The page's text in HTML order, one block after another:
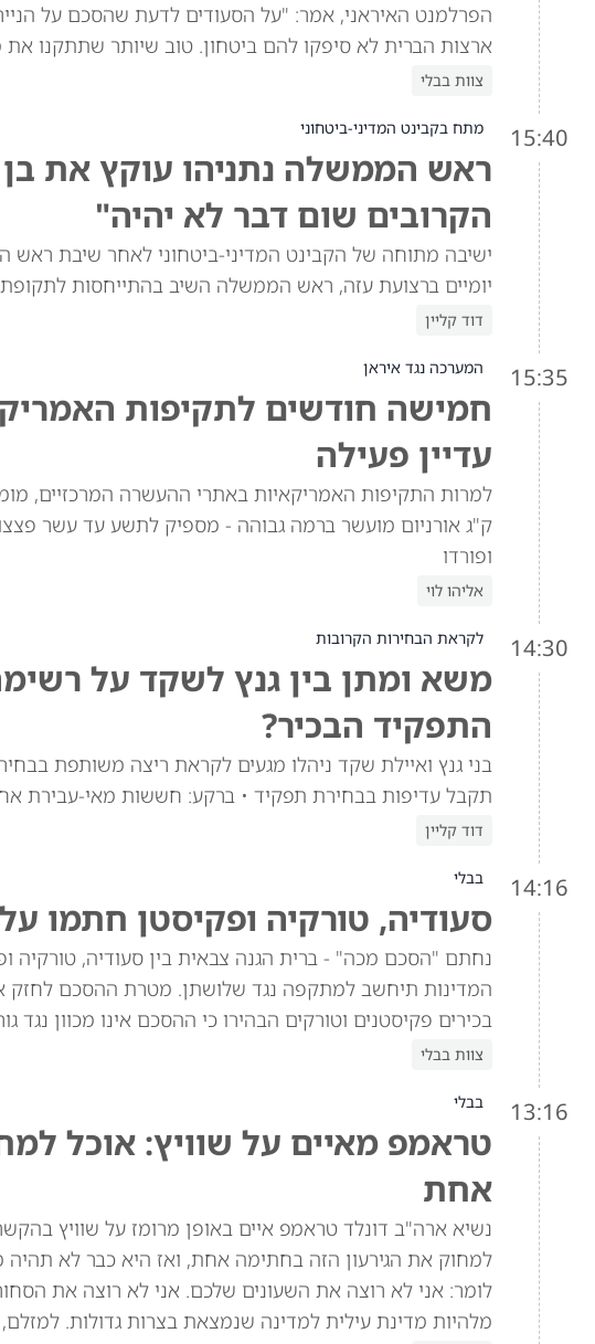
הפרלמנט האיראני, אמר: "על הסעודים לדעת שהסכם על
ארצות הברית לא סיפקו להם ביטחון. טוב שיותר שתתקנו
צוות בבלי
15:40 מתח בקבינט המדיני-ביטחוני
ראש הממשלה נתניהו עוקץ את
הקרובים שום דבר לא יהיה"
ישיבה מתוחה של הקבינט המדיני-ביטחוני לאחר שיבת ראש
יומיים ברצועת עזה, ראש הממשלה השיב בהתייחסות
דוד קליין
15:35 המערכה נגד איראן
חמישה חודשים לתקיפות
עדיין פעילה
ק"ג אורניום מועשר ברמה גבוהה - מספיק לתשע עד עשר
ופורדו
אליהו לוי
14:30 לקראת הבחירות הקרובות
משא ומתן בין גנץ לשקד על
התפקיד הבכיר?
בני גנץ ואיילת שקד ניהלו מגעים לקראת ריצה משותפת
תקבל עדיפות בבחירת תפקיד • ברקע: חששות מאי-עבירת
דוד קליין
14:16 בבלי
סעודיה, טורקיה ופקיסטן חתמו
נחתם "הסכם מכה" - ברית הגנה צבאית בין סעודיה,
המדינות תיחשב למתקפה נגד שלושתן. מטרת ההסכם לחזק
בכירים פקיסטנים וטורקים הבהירו כי ההסכם אינו מכוון
צוות בבלי
13:16 בבלי
טראמפ מאיים על שוויץ: אוכל
אחת
למחוק את הגירעון הזה בחתימה אחת, ואז היא כבר לא
מלהיות מדינת עילית למדינה שנמצאת בצרות גדולות.